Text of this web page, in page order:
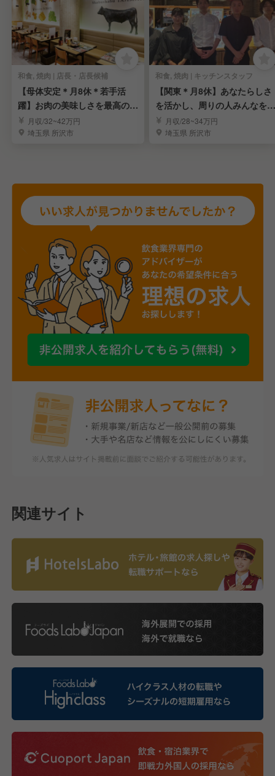
和食, 焼肉 | 店長・店長候補
【母体安定＊月8休＊若手活
躍】お肉の美味しさを最高の状
態で届けるプロ集団
月収/32~42万円
埼玉県 所沢市
和食, 焼肉 | キッチンスタッフ
【関東＊月8休】あなたらしさ
を活かし、周りの人みんなを笑
顔にしませんか！
月収/28~34万円
埼玉県 所沢市
関連サイト